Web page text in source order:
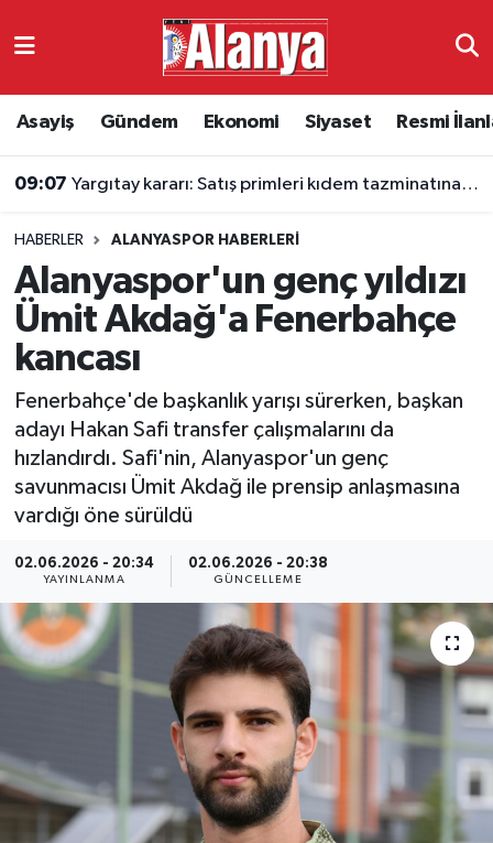
Asayiş Gündem Ekonomi Siyaset Resmi
09:07 Yargıtay kararı: Satış primleri kıdem tazminatına eklenecek
HABERLER ALANYASPOR HABERLERI
Alanyaspor'un genç yıldızı
Ümit Akdağ'a Fenerbahçe
kancası
Fenerbahçe'de başkanlık yarışı sürerken, başkan
adayı Hakan Safi transfer çalışmalarını da
hızlandırdı. Safi'nin, Alanyaspor'un genç
savunmacısı Ümit Akdağ ile prensip anlaşmasına
vardığı öne sürüldü
02.06.2026 - 20:34
YAYINLANMA
02.06.2026 - 20:38
GÜNCELLEME
Ekonomi
Resmi İlanlar
Alanyaspor
Turizm
E-Gazete
Antalya Namaz Vakitleri
Süper Lig Puan Durumu ve Fikstür
Tüm Manşetler
Son Dakika Haberleri
Haber Arşivi